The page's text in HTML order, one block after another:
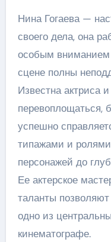
Нина Гогаева —
своего дела, она
особым вниманием
сцене полны
Известна актриса
перевоплощаться,
успешно
типажами и
персонажей до
Ее актерское
таланты
одно из
кинематографе.